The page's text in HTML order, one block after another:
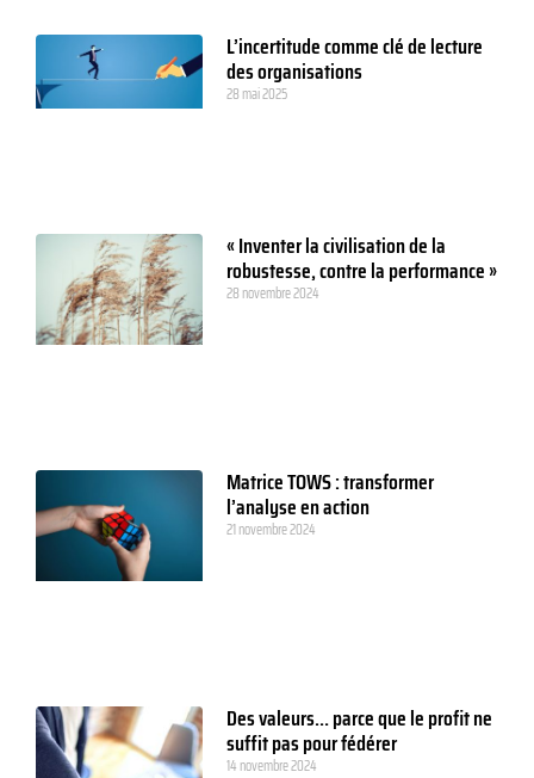
L’incertitude comme clé de lecture
des organisations
28 mai 2025
« Inventer la civilisation de la
robustesse, contre la performance »
28 novembre 2024
Matrice TOWS : transformer
l’analyse en action
21 novembre 2024
Des valeurs… parce que le profit ne
suffit pas pour fédérer
14 novembre 2024